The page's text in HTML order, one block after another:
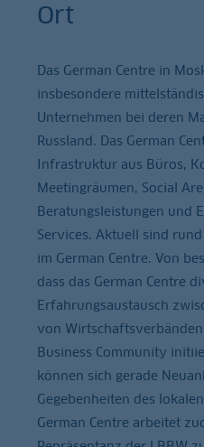
Ort
Das German Centre in
insbesondere
Unternehmen bei deren
Russland. Das German
Infrastruktur aus Büros,
Meetingräumen, Social
Beratungsleistungen und
Services. Aktuell sind
im German Centre. Von
dass das German Centre
Erfahrungsaustausch
von
Business Community
können sich gerade
Gegebenheiten des
German Centre arbeitet